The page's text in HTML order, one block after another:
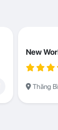
New
Thăng